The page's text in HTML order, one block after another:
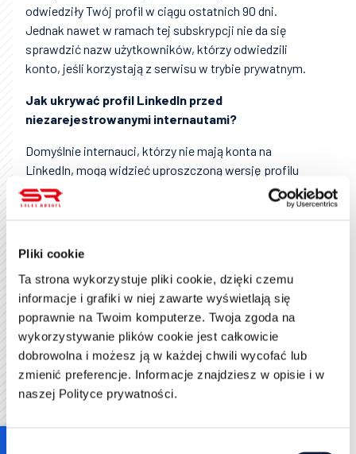
Pliki cookie
Ta strona wykorzystuje pliki cookie, dzięki czemu
informacje i grafiki w niej zawarte wyświetlają się
poprawnie na Twoim komputerze. Twoja zgoda na
wykorzystywanie plików cookie jest całkowicie
dobrowolna i możesz ją w każdej chwili wycofać lub
zmienić preferencje. Informacje znajdziesz w opisie i w
naszej Polityce prywatności.
odwiedziły Twój profil w ciągu ostatnich 90 dni.
Jednak nawet w ramach tej subskrypcji nie da się
sprawdzić nazw użytkowników, którzy odwiedzili
konto, jeśli korzystają z serwisu w trybie prywatnym.
Jak ukrywać profil LinkedIn przed
niezarejestrowanymi internautami?
Domyślnie internauci, którzy nie mają konta na
LinkedIn, mogą widzieć uproszczoną wersję profilu
bez konieczności logowania. Widzą Twoje
podsumowanie LinkedIn i nie tylko. Jeśli nie chcesz,
widoczności konta. Żeby to zrobić, kliknij ikonę
Ustawienia i prywatność. W kolejnym kroku przejdź
do opcji Widoczność w menu po lewej stronie, a
następnie wybierz Odnajdywanie profilu i widoczność
poza LinkedIn.